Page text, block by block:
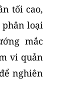
tối cao,
phân loại
mắc
vi quản
nghiên